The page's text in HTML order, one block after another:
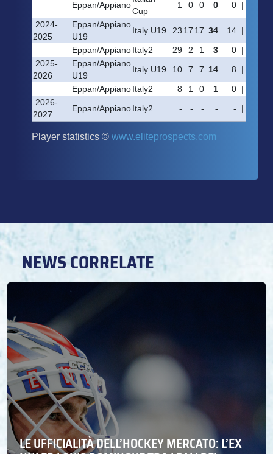
NEWS CORRELATE
LE UFFICIALITÀ DELL’HOCKEY MERCATO: L’EX